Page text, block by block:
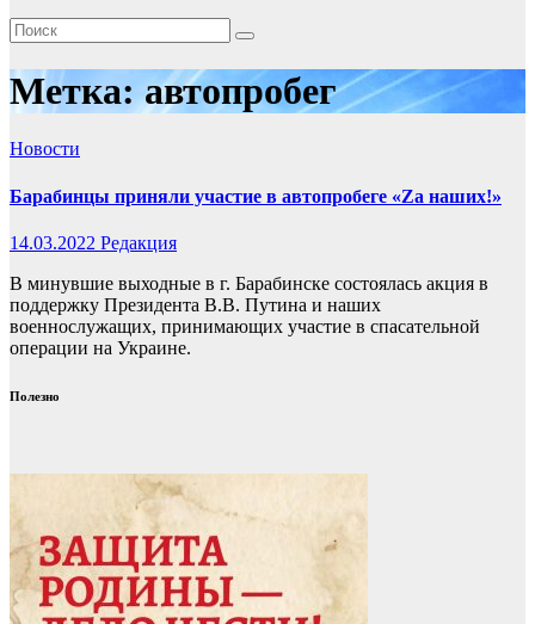
Метка:автопробег
Новости
Барабинцы приняли участие в автопробеге «Zа наших!»
14.03.2022 Редакция
В минувшие выходные в г. Барабинске состоялась акция в
поддержку Президента В.В. Путина и наших
военнослужащих, принимающих участие в спасательной
операции на Украине.
Полезно